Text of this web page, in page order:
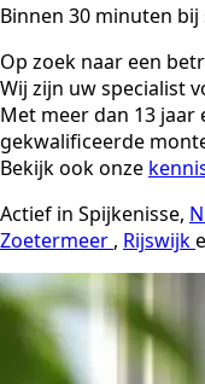
Binnen 30 minuten
Op zoek naar een
Wij zijn uw specialist
Met meer dan 13 jaar
gekwalificeerde
Bekijk ook onze
Actief in Spijkenisse,
Zoetermeer , Rijswijk